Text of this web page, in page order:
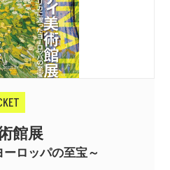
館展
ロッパの至宝～